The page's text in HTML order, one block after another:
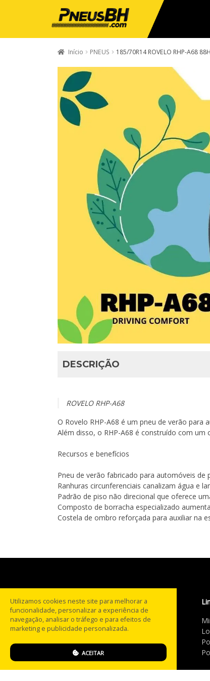
Início PNEUS 185/70R14 ROVELO RHP-A68 88H
DESCRIÇÃO
ROVELO RHP-A68
O Rovelo RHP-A68 é um pneu de verão para
Além disso, o RHP-A68 é construído com
Recursos e benefícios
Pneu de verão fabricado para automóveis de
Ranhuras circunferenciais canalizam água e
Padrão de piso não direcional que oferece
Composto de borracha especializado
Costela de ombro reforçada para auxiliar na
Com mais de 20 anos na
se referência no segmento de
pneus multimarcas em MG.
Utilizamos cookies neste site para melhorar a
funcionalidade, personalizar a experiência de
navegação, analisar o tráfego e para efeitos de
marketing e publicidade personalizada.
ACEITAR